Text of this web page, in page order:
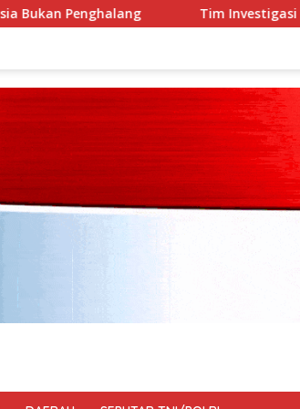
Tim Investigasi Temukan Dugaan